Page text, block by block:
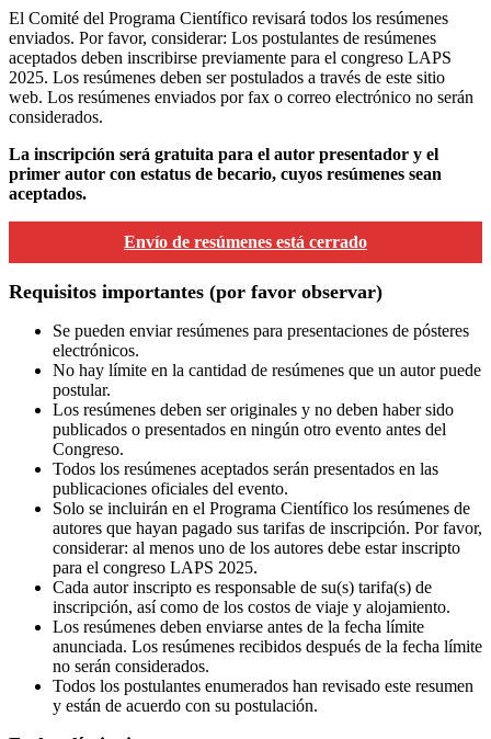
El Comité del Programa Científico revisará todos los resúmenes
enviados. Por favor, considerar: Los postulantes de resúmenes
aceptados deben inscribirse previamente para el congreso LAPS
2025. Los resúmenes deben ser postulados a través de este sitio
web. Los resúmenes enviados por fax o correo electrónico no serán
considerados.
La inscripción será gratuita para el autor presentador y el
primer autor con estatus de becario, cuyos resúmenes sean
aceptados.
Envío de resúmenes está cerrado
Requisitos importantes (por favor observar)
Se pueden enviar resúmenes para presentaciones de pósteres
electrónicos.
No hay límite en la cantidad de resúmenes que un autor puede
postular.
Los resúmenes deben ser originales y no deben haber sido
publicados o presentados en ningún otro evento antes del
Congreso.
Todos los resúmenes aceptados serán presentados en las
publicaciones oficiales del evento.
Solo se incluirán en el Programa Científico los resúmenes de
autores que hayan pagado sus tarifas de inscripción. Por favor,
considerar: al menos uno de los autores debe estar inscripto
para el congreso LAPS 2025.
Cada autor inscripto es responsable de su(s) tarifa(s) de
inscripción, así como de los costos de viaje y alojamiento.
Los resúmenes deben enviarse antes de la fecha límite
anunciada. Los resúmenes recibidos después de la fecha límite
no serán considerados.
Todos los postulantes enumerados han revisado este resumen
y están de acuerdo con su postulación.